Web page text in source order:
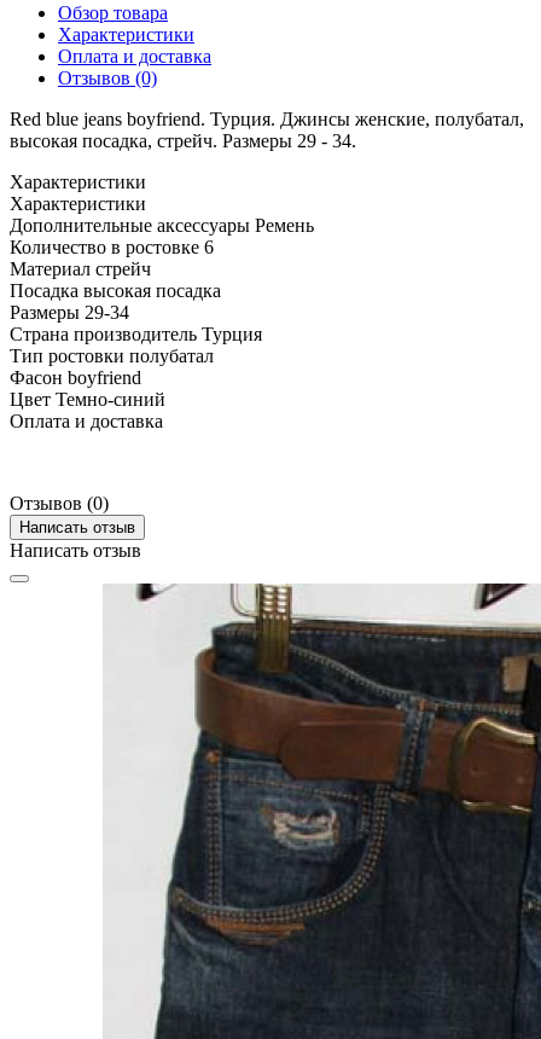
Обзор товара
Характеристики
Оплата и доставка
Отзывов (0)
Red blue jeans boyfriend. Турция. Джинсы женские, полубатал,
высокая посадка, стрейч. Размеры 29 - 34.
Характеристики
Характеристики
Дополнительные аксессуары Ремень
Количество в ростовке 6
Материал стрейч
Посадка высокая посадка
Размеры 29-34
Страна производитель Турция
Тип ростовки полубатал
Фасон boyfriend
Цвет Темно-синий
Оплата и доставка
Отзывов (0)
Написать отзыв
Написать отзыв